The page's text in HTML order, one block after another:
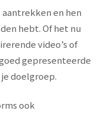
en hen
hebt. Of het nu
video’s of
gepresenteerde
doelgroep.
ook